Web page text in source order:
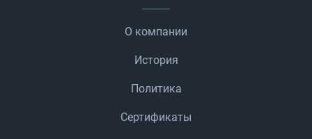
О компании
История
Политика
Сертификаты